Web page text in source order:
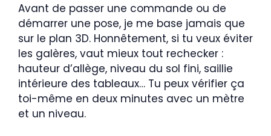
Avant de passer une commande ou de
démarrer une pose, je me base jamais que
sur le plan 3D. Honnêtement, si tu veux éviter
les galères, vaut mieux tout rechecker :
hauteur d’allège, niveau du sol fini, saillie
intérieure des tableaux… Tu peux vérifier ça
toi-même en deux minutes avec un mètre
et un niveau.